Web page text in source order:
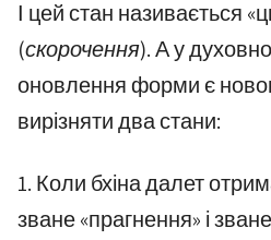
І цей стан називається
(скорочення). А у
оновлення форми є
вирізняти два стани:
1. Коли бхіна далет
зване «прагнення» і